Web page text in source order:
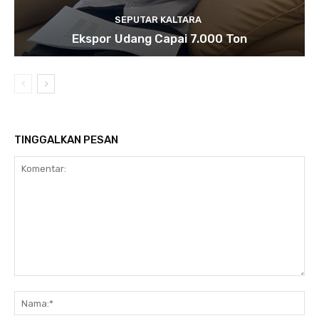
SEPUTAR KALTARA
Ekspor Udang Capai 7.000 Ton
TINGGALKAN PESAN